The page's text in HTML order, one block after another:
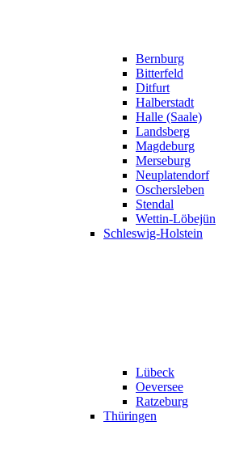
Bernburg
Bitterfeld
Ditfurt
Halberstadt
Halle (Saale)
Landsberg
Magdeburg
Merseburg
Neuplatendorf
Oschersleben
Stendal
Wettin-Löbejün
Schleswig-Holstein
Lübeck
Oeversee
Ratzeburg
Thüringen